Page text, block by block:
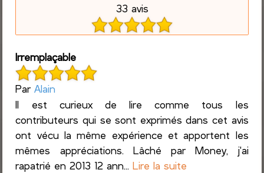
33 avis
Irremplaçable
ParAlain
Il est curieux de lire comme tous les
contributeurs qui se sont exprimés dans cet avis
ont vécu la même expérience et apportent les
mêmes appréciations. Lâché par Money, j'ai
rapatrié en 2013 12 ann...Lire la suite